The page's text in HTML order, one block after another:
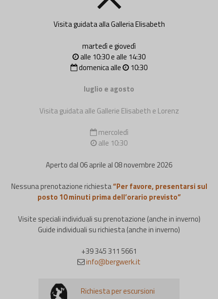
Visita guidata alla Galleria Elisabeth
martedì e giovedì
alle 10:30 e alle 14:30
domenica alle
10:30
luglio e agosto
Visita guidata alle Gallerie Elisabeth e Lorenz
mercoledì
alle 10:30
Aperto dal 06 aprile al 08 novembre 2026
Nessuna prenotazione richiesta“Per favore, presentarsi sul
posto 10 minuti prima dell’orario previsto”
Visite speciali individuali su prenotazione (anche in inverno)
Guide individuali su richiesta (anche in inverno)
+39 345 311 5661
info@bergwerk.it
Richiesta per escursioni